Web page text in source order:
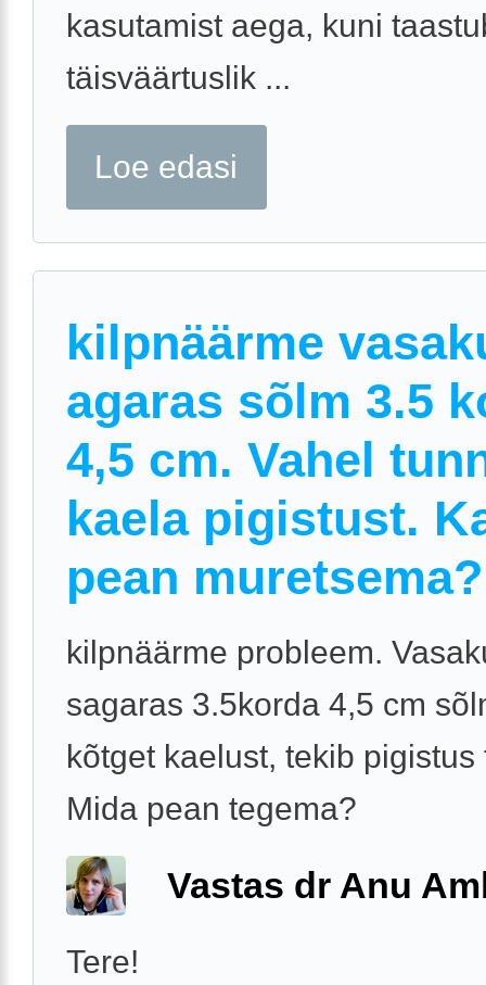
kasutamist aega, kuni
täisväärtuslik ...
Loe edasi
kilpnäärme
agaras sõlm 3.5
4,5 cm. Vahel
kaela pigistust.
pean muretsema?
kilpnäärme probleem.
sagaras 3.5korda 4,5 cm
kõtget kaelust, tekib pigistus
Mida pean tegema?
Vastas dr Anu
Tere!